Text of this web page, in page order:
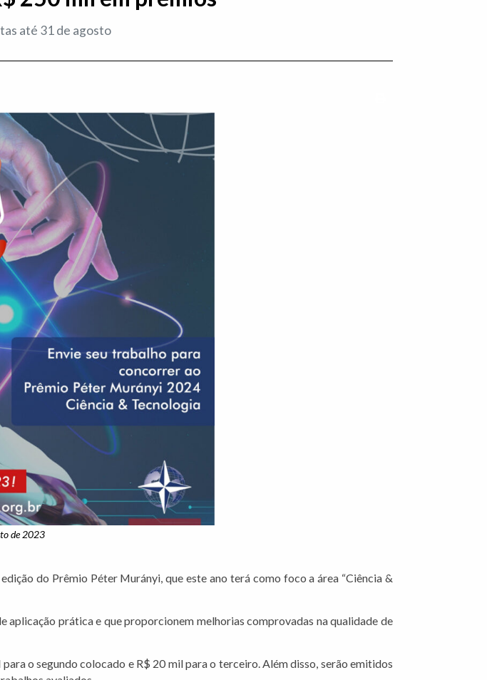
até 31 de agosto
de 2023
do Prêmio Péter Murányi, que este ano terá como foco a área “Ciência &
prática e que proporcionem melhorias comprovadas na qualidade de
o segundo colocado e R$ 20 mil para o terceiro. Além disso, serão emitidos